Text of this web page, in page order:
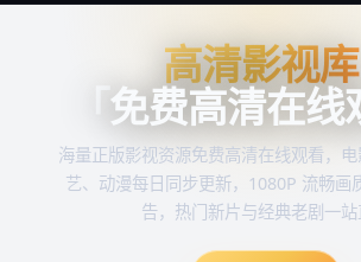
高清影视库
高清影视库
免费高清在线
海量正版影视资源免费高清在线观看 ，
艺、动漫每日同步更新，1080P 流畅画
告，热门新片与经典老剧一